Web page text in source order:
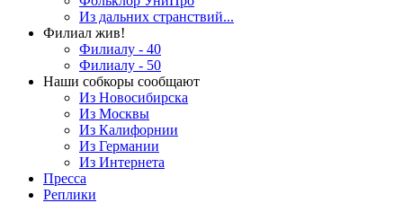
Из дальних странствий...
Филиал жив!
Филиалу - 40
Филиалу - 50
Наши собкоры сообщают
Из Новосибирска
Из Москвы
Из Калифорнии
Из Германии
Из Интернета
Пресса
Реплики